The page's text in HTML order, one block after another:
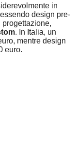
in
design pre-
. In Italia, un
mentre design
euro.